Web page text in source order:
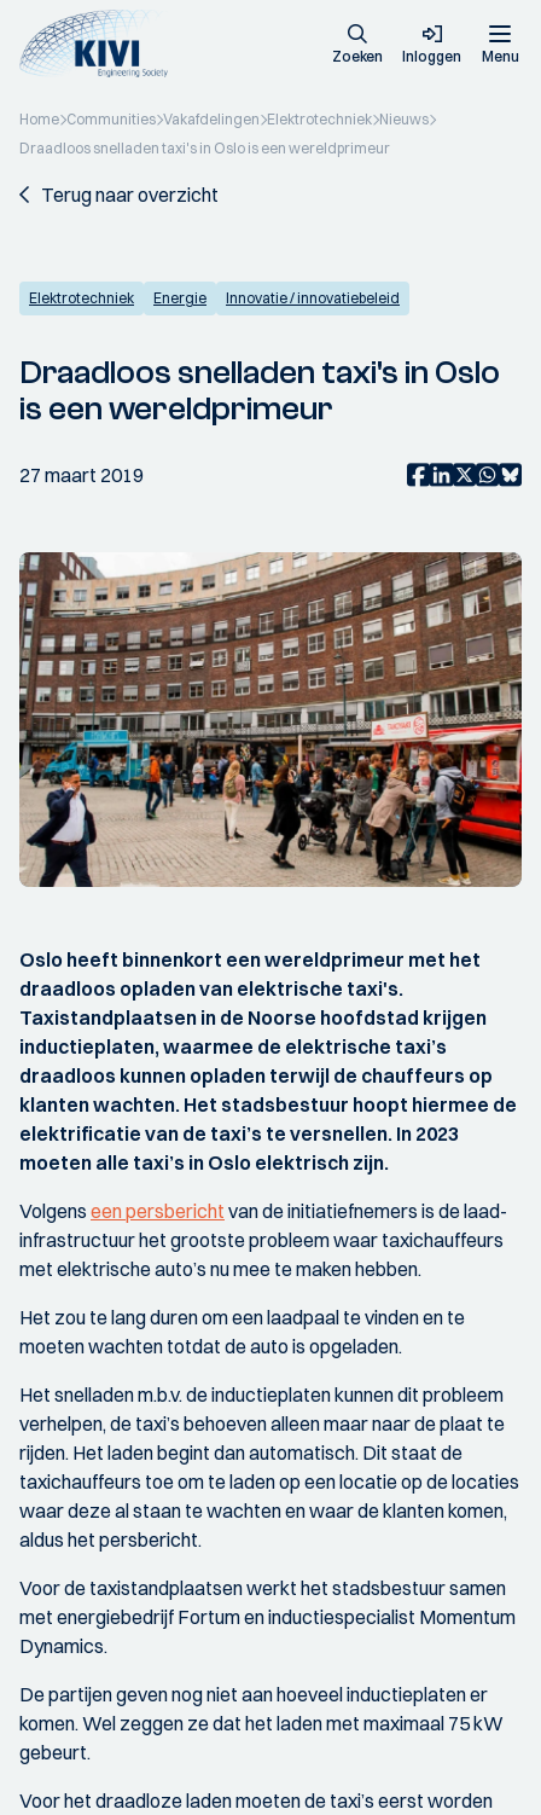
Zoeken Inloggen Menu
Home Communities Vakafdelingen Elektrotechniek Nieuws
Draadloos snelladen taxi's in Oslo is een wereldprimeur
Terug naar overzicht
Elektrotechniek Energie Innovatie / innovatiebeleid
Draadloos snelladen taxi's in Oslo
is een wereldprimeur
27 maart 2019
Oslo heeft binnenkort een wereldprimeur met het
draadloos opladen van elektrische taxi's.
Taxistandplaatsen in de Noorse hoofdstad krijgen
inductieplaten, waarmee de elektrische taxi’s
draadloos kunnen opladen terwijl de chauffeurs op
klanten wachten. Het stadsbestuur hoopt hiermee de
elektrificatie van de taxi’s te versnellen. In 2023
moeten alle taxi’s in Oslo elektrisch zijn.
Volgens een persbericht van de initiatiefnemers is de laad-
infrastructuur het grootste probleem waar taxichauffeurs
met elektrische auto’s nu mee te maken hebben.
Het zou te lang duren om een laadpaal te vinden en te
moeten wachten totdat de auto is opgeladen.
Het snelladen m.b.v. de inductieplaten kunnen dit probleem
verhelpen, de taxi’s behoeven alleen maar naar de plaat te
rijden. Het laden begint dan automatisch. Dit staat de
taxichauffeurs toe om te laden op een locatie op de locaties
waar deze al staan te wachten en waar de klanten komen,
aldus het persbericht.
Voor de taxistandplaatsen werkt het stadsbestuur samen
met energiebedrijf Fortum en inductiespecialist Momentum
Dynamics.
De partijen geven nog niet aan hoeveel inductieplaten er
komen. Wel zeggen ze dat het laden met maximaal 75 kW
gebeurt.
Voor het draadloze laden moeten de taxi’s eerst worden